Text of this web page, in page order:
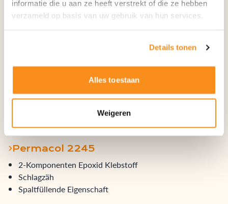
informatie die u aan ze heeft verstrekt of die ze hebben
verzameld op basis van uw gebruik van hun services.
Details tonen
Alles toestaan
Weigeren
Permacol 2245
2-Komponenten Epoxid Klebstoff
Schlagzäh
Spaltfüllende Eigenschaft